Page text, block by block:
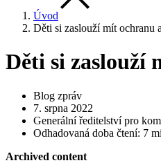
Úvod
Děti si zaslouží mít ochranu
Děti si zaslouží
Blog zpráv
7. srpna 2022
Generální ředitelství pro
Odhadovaná doba čtení: 7
Archived content